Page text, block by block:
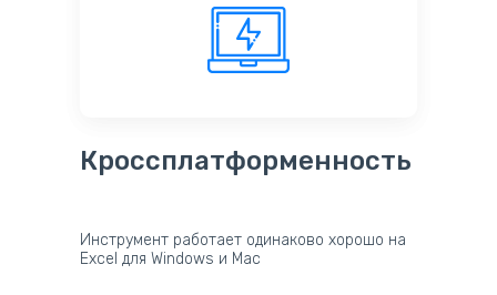
Кроссплатформенность
Инструмент работает одинаково хорошо на
Excel для Windows и Mac